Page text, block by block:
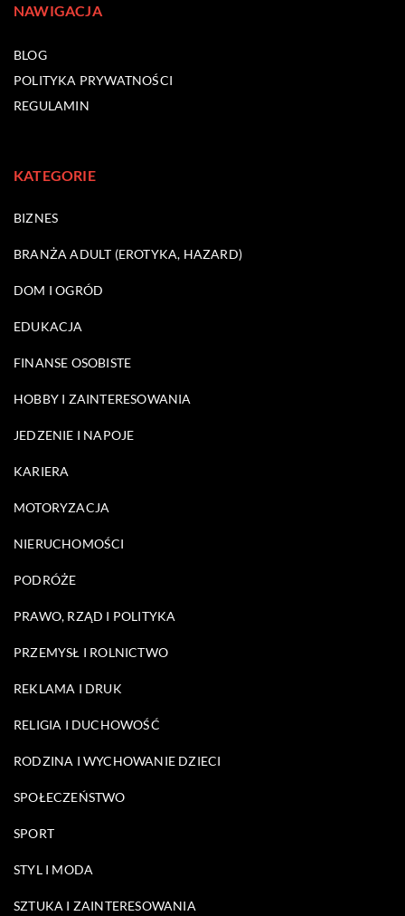
NAWIGACJA
BLOG
POLITYKA PRYWATNOŚCI
REGULAMIN
KATEGORIE
BIZNES
BRANŻA ADULT (EROTYKA, HAZARD)
DOM I OGRÓD
EDUKACJA
FINANSE OSOBISTE
HOBBY I ZAINTERESOWANIA
JEDZENIE I NAPOJE
KARIERA
MOTORYZACJA
NIERUCHOMOŚCI
PODRÓŻE
PRAWO, RZĄD I POLITYKA
PRZEMYSŁ I ROLNICTWO
REKLAMA I DRUK
RELIGIA I DUCHOWOŚĆ
RODZINA I WYCHOWANIE DZIECI
SPOŁECZEŃSTWO
SPORT
STYL I MODA
SZTUKA I ZAINTERESOWANIA